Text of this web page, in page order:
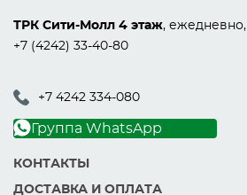
ТРК Сити-Молл 4 этаж, ежедневно,
+7 (4242) 33-40-80
+7 4242 334-080
Группа WhatsApp
КОНТАКТЫ
ДОСТАВКА И ОПЛАТА